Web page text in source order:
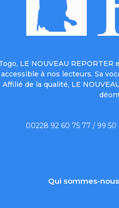
LE NOUVEAU
à nos lecteurs. Sa
de la qualité, LE
00228 92 60 75 77 / 99 50
Qui sommes-